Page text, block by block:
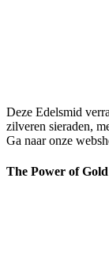
Deze Edelsmid
zilveren sieraden,
Ga naar onze
The Power of Gold